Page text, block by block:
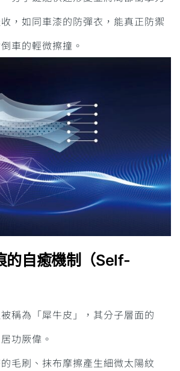
，如同車漆的防彈衣，能真正防禦
車的輕微擦撞。
的自癒機制（Self-
稱為「犀牛皮」，其分子層面的
功厥偉。
毛刷、抹布摩擦產生細微太陽紋